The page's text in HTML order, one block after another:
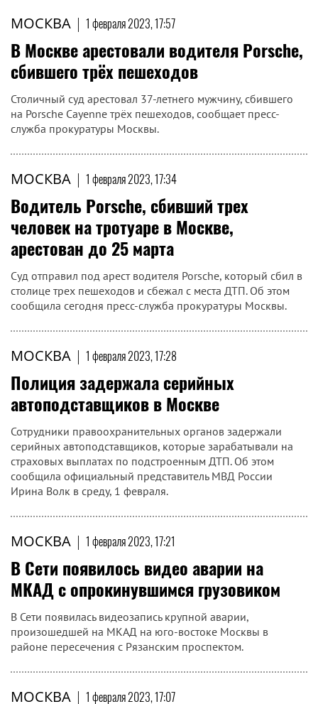
МОСКВА | 1 февраля 2023, 17:57
В Москве арестовали водителя Porsche,
сбившего трёх пешеходов
Столичный суд арестовал 37-летнего мужчину, сбившего
на Porsche Cayenne трёх пешеходов, сообщает пресс-
служба прокуратуры Москвы.
МОСКВА | 1 февраля 2023, 17:34
Водитель Porsche, сбивший трех
человек на тротуаре в Москве,
арестован до 25 марта
Суд отправил под арест водителя Porsche, который сбил в
столице трех пешеходов и сбежал с места ДТП. Об этом
сообщила сегодня пресс-служба прокуратуры Москвы.
МОСКВА | 1 февраля 2023, 17:28
Полиция задержала серийных
автоподставщиков в Москве
Сотрудники правоохранительных органов задержали
серийных автоподставщиков, которые зарабатывали на
страховых выплатах по подстроенным ДТП. Об этом
сообщила официальный представитель МВД России
Ирина Волк в среду, 1 февраля.
МОСКВА | 1 февраля 2023, 17:21
В Сети появилось видео аварии на
МКАД с опрокинувшимся грузовиком
В Сети появилась видеозапись крупной аварии,
произошедшей на МКАД на юго-востоке Москвы в
районе пересечения с Рязанским проспектом.
МОСКВА | 1 февраля 2023, 17:07